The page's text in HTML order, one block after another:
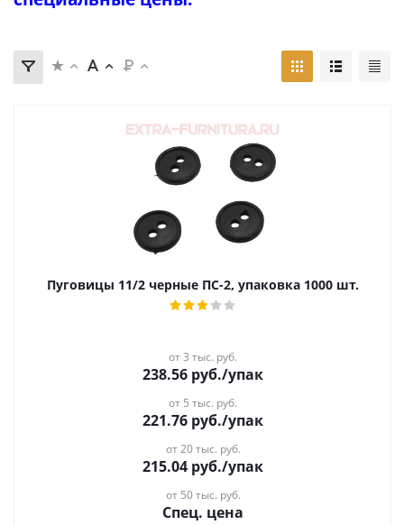
Пуговицы 11/2 черные ПС-2, упаковка 1000 шт.
от 3 тыс. руб.
238.56 руб./упак
от 5 тыс. руб.
221.76 руб./упак
от 20 тыс. руб.
215.04 руб./упак
от 50 тыс. руб.
Спец. цена